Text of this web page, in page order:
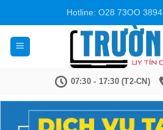
nội
dung
Hotline: O28 73OO 3894
07:30 - 17:30 (T2-CN)